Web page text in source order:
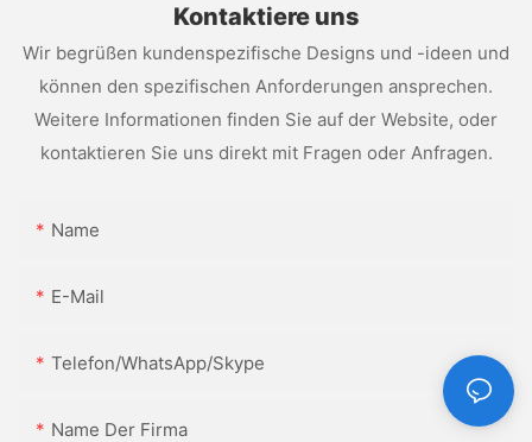
Kontaktiere uns
Wir begrüßen kundenspezifische Designs und -ideen und
können den spezifischen Anforderungen ansprechen.
Weitere Informationen finden Sie auf der Website, oder
kontaktieren Sie uns direkt mit Fragen oder Anfragen.
Name
E-Mail
Telefon/WhatsApp/Skype
Name Der Firma